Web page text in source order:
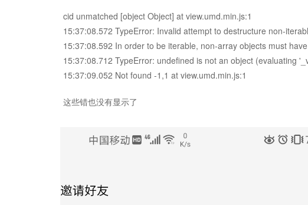
cid unmatched [object Object] at view.umd.min.js:1
15:37:08.572 TypeError: Invalid attempt to destructure non-
15:37:08.592 In order to be iterable, non-array objects must
15:37:08.712 TypeError: undefined is not an object (evaluating
15:37:09.052 Not found -1,1 at view.umd.min.js:1
这些错也没有显示了